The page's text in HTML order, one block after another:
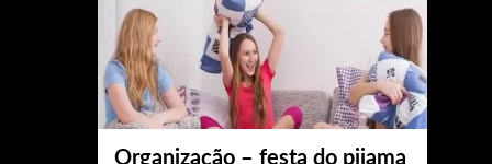
Organização – festa do pijama